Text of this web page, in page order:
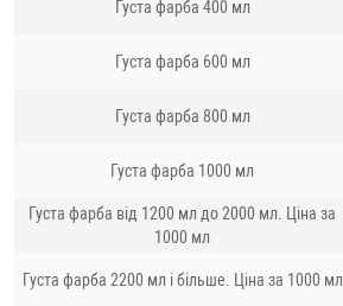
Густа фарба 400 мл
Густа фарба 600 мл
Густа фарба 800 мл
Густа фарба 1000 мл
Густа фарба від 1200 мл до 2000 мл. Ціна за
1000 мл
Густа фарба 2200 мл і більше. Ціна за 1000 мл